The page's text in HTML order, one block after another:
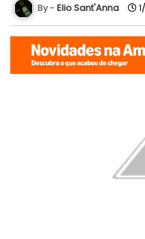
Elio Sant'Anna